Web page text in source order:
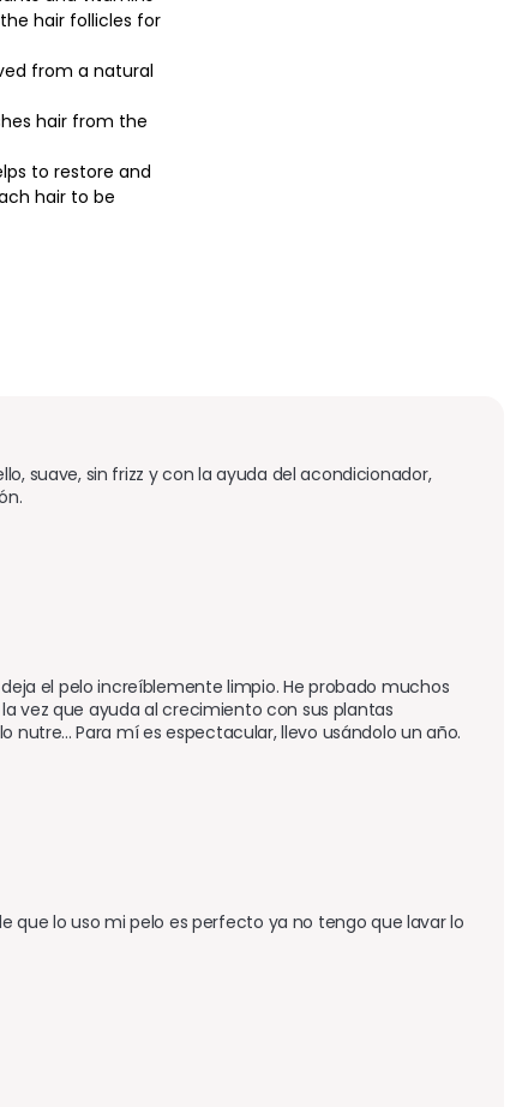
hair follicles for
from a natural
hair from the
to restore and
hair to be
suave, sin frizz y con la ayuda del acondicionador,
el pelo increíblemente limpio. He probado muchos
vez que ayuda al crecimiento con sus plantas
Para mí es espectacular, llevo usándolo un año.
que lo uso mi pelo es perfecto ya no tengo que lavar lo